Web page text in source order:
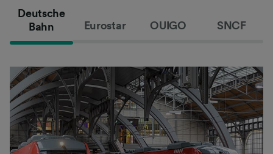
Deutsche
Bahn
Eurostar OUIGO SNCF